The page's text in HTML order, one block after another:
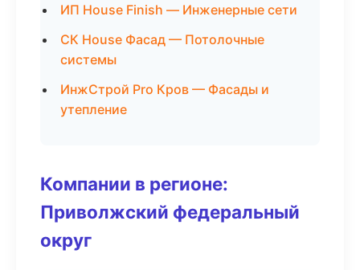
ИП House Finish — Инженерные сети
СК House Фасад — Потолочные
системы
ИнжСтрой Pro Кров — Фасады и
утепление
Компании в регионе:
Приволжский федеральный
округ